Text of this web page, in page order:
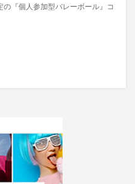
『個人参加型バレーボール』コ